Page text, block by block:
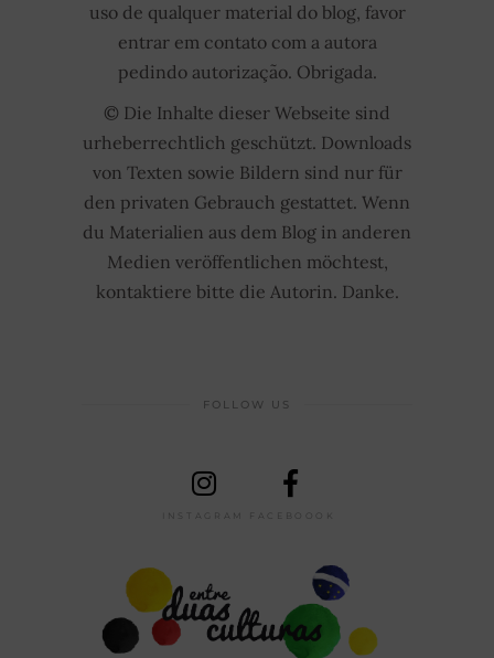
uso de qualquer material do blog, favor
entrar em contato com a autora
pedindo autorização. Obrigada.
© Die Inhalte dieser Webseite sind
urheberrechtlich geschützt. Downloads
von Texten sowie Bildern sind nur für
den privaten Gebrauch gestattet. Wenn
du Materialien aus dem Blog in anderen
Medien veröffentlichen möchtest,
kontaktiere bitte die Autorin. Danke.
FOLLOW US
INSTAGRAM FACEBOOOK